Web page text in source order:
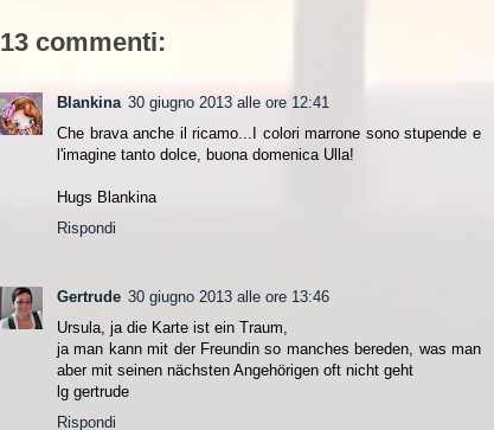
13 commenti:
Blankina 30 giugno 2013 alle ore 12:41
Che brava anche il ricamo...I colori marrone sono stupende e
l'imagine tanto dolce, buona domenica Ulla!
Hugs Blankina
Rispondi
Gertrude 30 giugno 2013 alle ore 13:46
Ursula, ja die Karte ist ein Traum,
ja man kann mit der Freundin so manches bereden, was man
aber mit seinen nächsten Angehörigen oft nicht geht
lg gertrude
Rispondi